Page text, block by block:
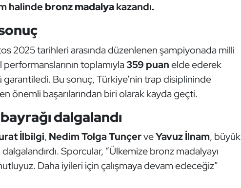
halinde bronz madalyakazandı.
2025 tarihleri arasında düzenlenen şampiyonada milli
performanslarının toplamıyla 359 puanelde ederek
Bu sonuç, Türkiye’nin trap disiplininde
önemli başarılarından biri olarak kayda geçti.
dalgalandı
İlbilgi, Nedim Tolga TunçerveYavuz İlnam, büyük
Sporcular, “Ülkemize bronz madalyayı
Daha iyileri için çalışmaya devam edeceğiz”